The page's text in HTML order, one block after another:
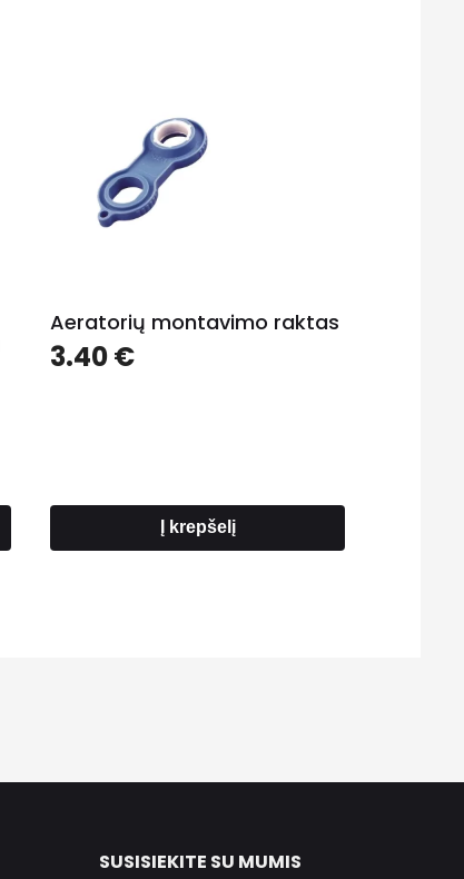
Aeratorių montavimo raktas
3.40€
Į krepšelį
SUSISIEKITE SU MUMIS